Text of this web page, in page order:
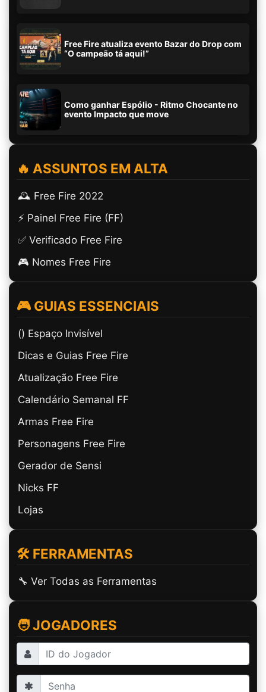
Free Fire atualiza evento Bazar do Drop com
“O campeão tá aqui!”
Como ganhar Espólio - Ritmo Chocante no
evento Impacto que move
🔥 ASSUNTOS EM ALTA
🕰️ Free Fire 2022
⚡ Painel Free Fire (FF)
✅ Verificado Free Fire
🎮 Nomes Free Fire
🎮 GUIAS ESSENCIAIS
(ㅤ) Espaço Invisível
Dicas e Guias Free Fire
Atualização Free Fire
Calendário Semanal FF
Armas Free Fire
Personagens Free Fire
Gerador de Sensi
Nicks FF
Lojas
🛠️ FERRAMENTAS
🔧 Ver Todas as Ferramentas
🧑 JOGADORES